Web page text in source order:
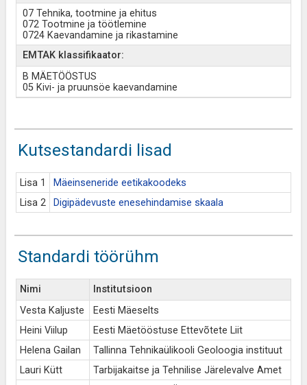
07 Tehnika, tootmine ja ehitus
072 Tootmine ja töötlemine
0724 Kaevandamine ja rikastamine
EMTAK klassifikaator:
B MÄETÖÖSTUS
05 Kivi- ja pruunsöe kaevandamine
Kutsestandardi lisad
Lisa 1
Mäeinseneride eetikakoodeks
Lisa 2
Digipädevuste enesehindamise skaala
Standardi töörühm
Nimi
Institutsioon
Vesta Kaljuste
Eesti Mäeselts
Heini Viilup
Eesti Mäetööstuse Ettevõtete Liit
Helena Gailan
Tallinna Tehnikaülikooli Geoloogia instituut
Lauri Kütt
Tarbijakaitse ja Tehnilise Järelevalve Amet